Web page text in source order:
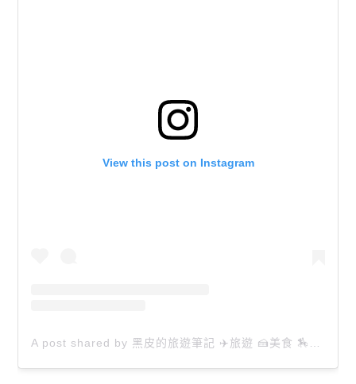
View this post on Instagram